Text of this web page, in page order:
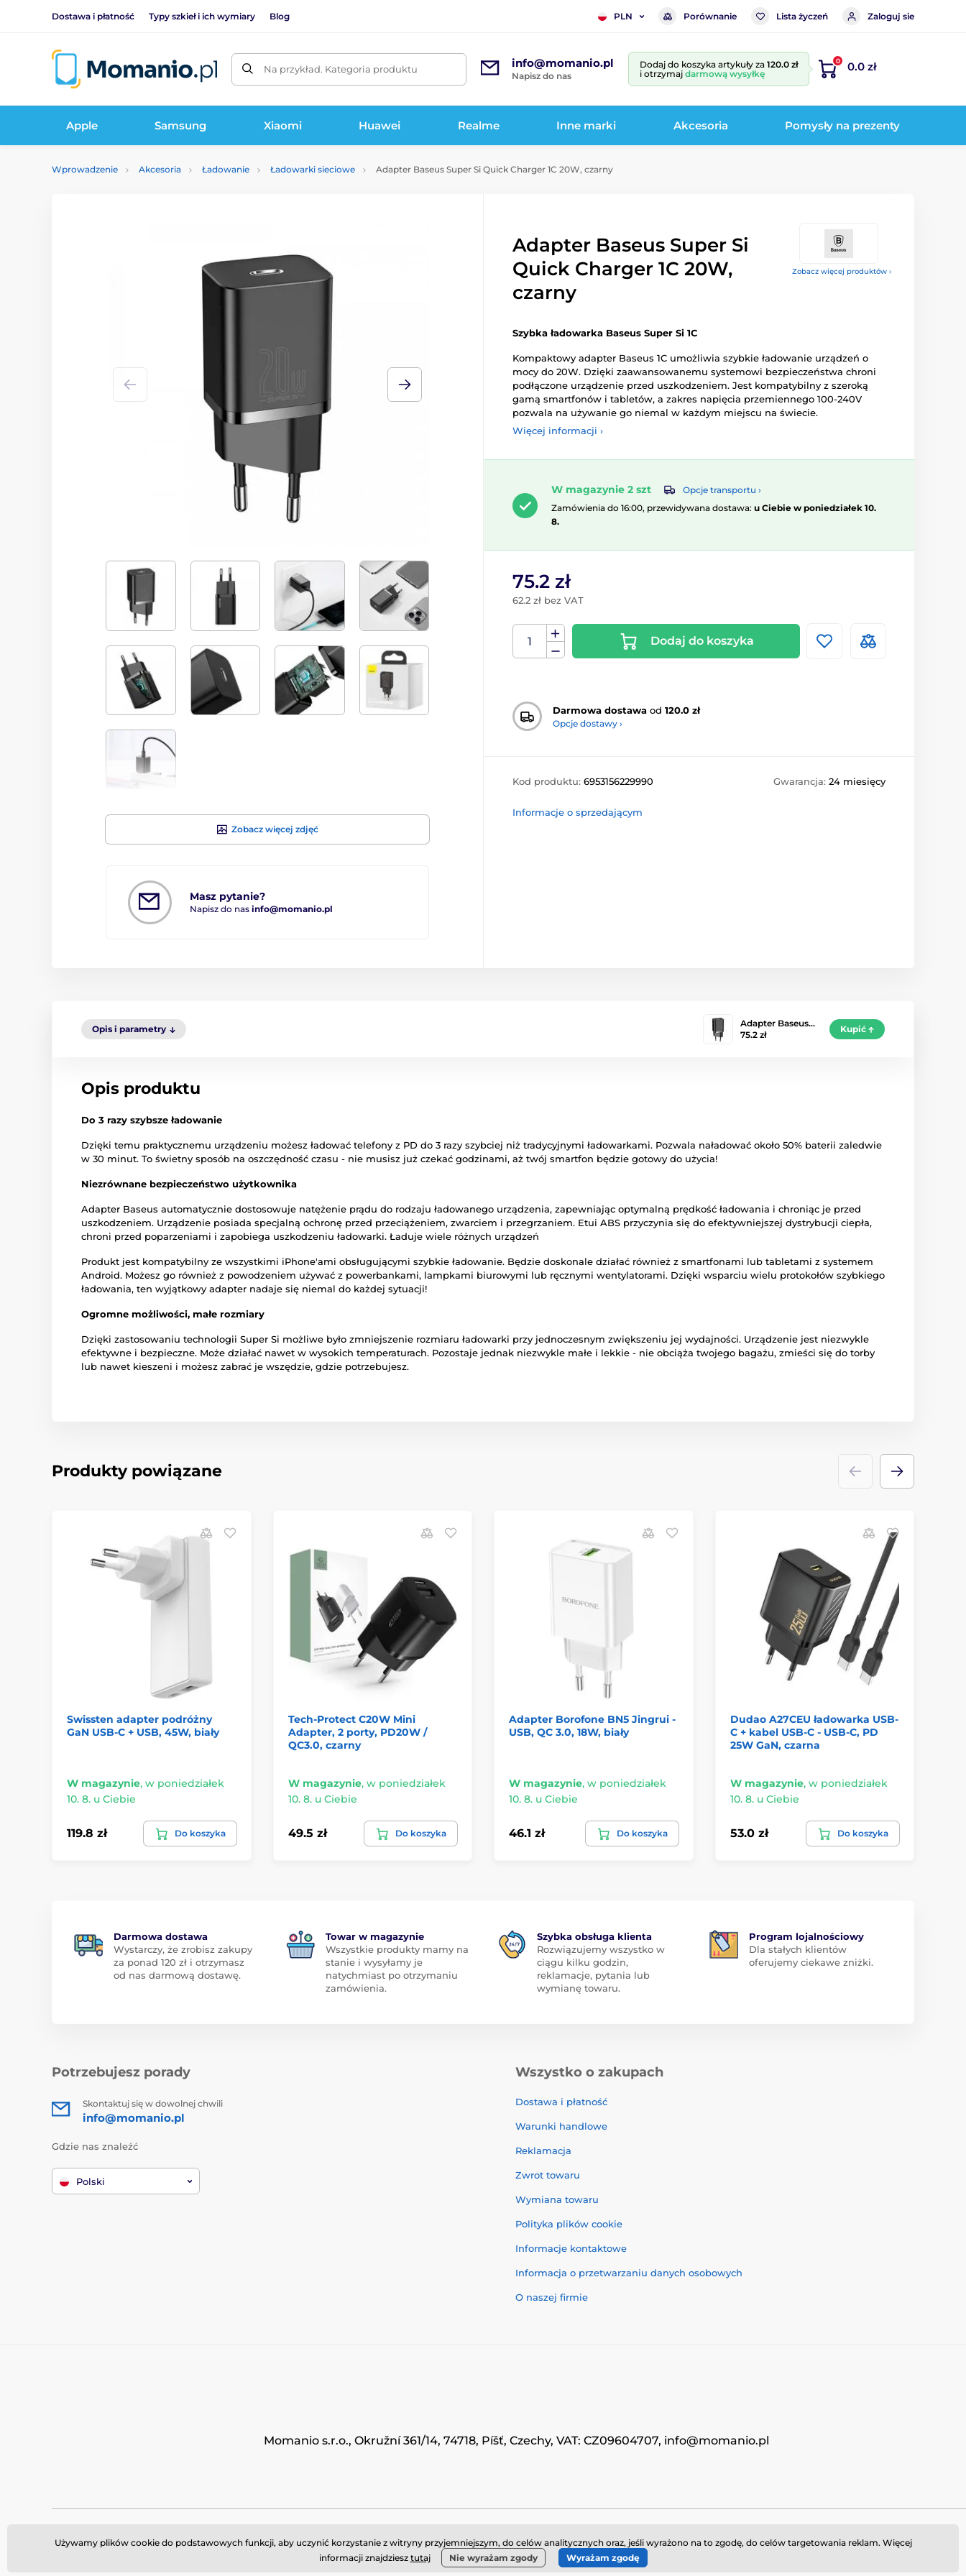
Dostawa i płatność Typy szkieł i ich wymiary Blog PLN Porównanie Lista życzeń Zaloguj sie
Na przykład. Kategoria produktu info@momanio.pl
Napisz do nas
Dodaj do koszyka artykuły za 120.0 zł
i otrzymaj darmową wysyłkę
0 0.0 zł
Apple Samsung Xiaomi Huawei Realme Inne marki Akcesoria Pomysły na prezenty
Wprowadzenie Akcesoria Ładowanie Ładowarki sieciowe Adapter Baseus Super Si Quick Charger 1C 20W, czarny
Zobacz więcej produktów ›
Zobacz więcej zdjęć
Masz pytanie?
Napisz do nas info@momanio.pl
Adapter Baseus Super Si
Quick Charger 1C 20W,
czarny
Szybka ładowarka Baseus Super Si 1C
Kompaktowy adapter Baseus 1C umożliwia szybkie ładowanie urządzeń o
mocy do 20W. Dzięki zaawansowanemu systemowi bezpieczeństwa chroni
podłączone urządzenie przed uszkodzeniem. Jest kompatybilny z szeroką
gamą smartfonów i tabletów, a zakres napięcia przemiennego 100-240V
pozwala na używanie go niemal w każdym miejscu na świecie.
Więcej informacji ›
W magazynie 2 szt
Opcje transportu ›
Zamówienia do 16:00, przewidywana dostawa: u Ciebie w poniedziałek 10.
8.
75.2 zł
62.2 zł bez VAT
Dodaj do koszyka
Darmowa dostawa od 120.0 zł
Opcje dostawy ›
Kod produktu: 6953156229990 Gwarancja: 24 miesięcy
Informacje o sprzedającym
Opis i parametry
Adapter Baseus…
75.2 zł
Kupić
Opis produktu
Do 3 razy szybsze ładowanie
Dzięki temu praktycznemu urządzeniu możesz ładować telefony z PD do 3 razy szybciej niż tradycyjnymi ładowarkami. Pozwala naładować około 50% baterii zaledwie
w 30 minut. To świetny sposób na oszczędność czasu - nie musisz już czekać godzinami, aż twój smartfon będzie gotowy do użycia!
Niezrównane bezpieczeństwo użytkownika
Adapter Baseus automatycznie dostosowuje natężenie prądu do rodzaju ładowanego urządzenia, zapewniając optymalną prędkość ładowania i chroniąc je przed
uszkodzeniem. Urządzenie posiada specjalną ochronę przed przeciążeniem, zwarciem i przegrzaniem. Etui ABS przyczynia się do efektywniejszej dystrybucji ciepła,
chroni przed poparzeniami i zapobiega uszkodzeniu ładowarki. Ładuje wiele różnych urządzeń
Produkt jest kompatybilny ze wszystkimi iPhone'ami obsługującymi szybkie ładowanie. Będzie doskonale działać również z smartfonami lub tabletami z systemem
Android. Możesz go również z powodzeniem używać z powerbankami, lampkami biurowymi lub ręcznymi wentylatorami. Dzięki wsparciu wielu protokołów szybkiego
ładowania, ten wyjątkowy adapter nadaje się niemal do każdej sytuacji!
Ogromne możliwości, małe rozmiary
Dzięki zastosowaniu technologii Super Si możliwe było zmniejszenie rozmiaru ładowarki przy jednoczesnym zwiększeniu jej wydajności. Urządzenie jest niezwykle
efektywne i bezpieczne. Może działać nawet w wysokich temperaturach. Pozostaje jednak niezwykle małe i lekkie - nie obciąża twojego bagażu, zmieści się do torby
lub nawet kieszeni i możesz zabrać je wszędzie, gdzie potrzebujesz.
Produkty powiązane
Swissten adapter podróżny
GaN USB-C + USB, 45W, biały
W magazynie, w poniedziałek
10. 8. u Ciebie
119.8 zł Do koszyka
Tech-Protect C20W Mini
Adapter, 2 porty, PD20W /
QC3.0, czarny
W magazynie, w poniedziałek
10. 8. u Ciebie
49.5 zł Do koszyka
Adapter Borofone BN5 Jingrui -
USB, QC 3.0, 18W, biały
W magazynie, w poniedziałek
10. 8. u Ciebie
46.1 zł Do koszyka
Dudao A27CEU ładowarka USB-
C + kabel USB-C - USB-C, PD
25W GaN, czarna
W magazynie, w poniedziałek
10. 8. u Ciebie
53.0 zł Do koszyka
Darmowa dostawa
Wystarczy, że zrobisz zakupy
za ponad 120 zł i otrzymasz
od nas darmową dostawę.
Towar w magazynie
Wszystkie produkty mamy na
stanie i wysyłamy je
natychmiast po otrzymaniu
zamówienia.
Szybka obsługa klienta
Rozwiązujemy wszystko w
ciągu kilku godzin,
reklamacje, pytania lub
wymianę towaru.
Program lojalnościowy
Dla stałych klientów
oferujemy ciekawe zniżki.
Potrzebujesz porady
Skontaktuj się w dowolnej chwili
info@momanio.pl
Gdzie nas znaleźć
Polski
Wszystko o zakupach
Dostawa i płatność
Warunki handlowe
Reklamacja
Zwrot towaru
Wymiana towaru
Polityka plików cookie
Informacje kontaktowe
Informacja o przetwarzaniu danych osobowych
O naszej firmie
Momanio s.r.o., Okružní 361/14, 74718, Píšť, Czechy, VAT: CZ09604707, info@momanio.pl
Używamy plików cookie do podstawowych funkcji, aby uczynić korzystanie z witryny przyjemniejszym, do celów analitycznych oraz, jeśli wyrażono na to zgodę, do celów targetowania reklam. Więcej
informacji znajdziesz tutaj Nie wyrażam zgody Wyrażam zgodę